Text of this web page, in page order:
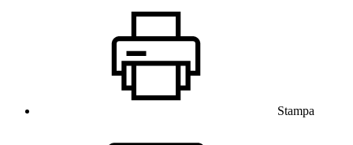
Stampa